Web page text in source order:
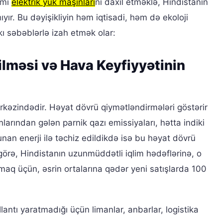
elektrik yük maşınlarını daxil etməklə, Hindistanın
Bu dəyişikliyin həm iqtisadi, həm də ekoloji
səbəblərlə izah etmək olar:
və Hava Keyfiyyətinin
Həyat dövrü qiymətləndirmələri göstərir
gələn parnik qazı emissiyaları, hətta indiki
enerji ilə təchiz edildikdə isə bu həyat dövrü
Hindistanın uzunmüddətli iqlim hədəflərinə, o
üçün, əsrin ortalarına qədər yeni satışlarda 100
yaratmadığı üçün limanlar, anbarlar, logistika